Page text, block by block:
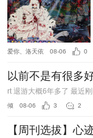
爱你、洛天依 08-06 0
以前不是有很多
rt 退游大概6年多了 最近
倾 08-06 3 2
【周刊选拔】心